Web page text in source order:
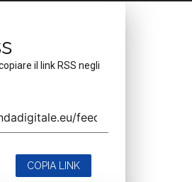
il link RSS negli
COPIA LINK